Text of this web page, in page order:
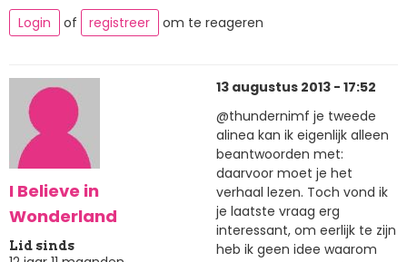
Login
of registreer om te reageren
I Believe in
Wonderland
Lid sinds
13 augustus 2013 - 17:52
@thundernimf je tweede
alinea kan ik eigenlijk alleen
beantwoorden met:
daarvoor moet je het
verhaal lezen. Toch vond ik
je laatste vraag erg
interessant, om eerlijk te zijn
heb ik geen idee waarom